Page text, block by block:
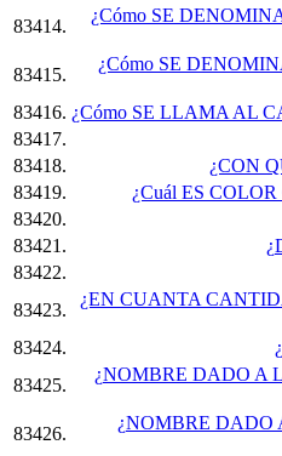
83414.
¿Cómo SE
83415.
¿Cómo SE
83416. ¿Cómo SE LLAMA AL
83417.
83418.
¿CON
83419.
¿Cuál ES
83420.
83421.
83422.
83423.
¿EN CUANTA
83424.
83425.
¿NOMBRE DADO A
83426.
¿NOMBRE DADO